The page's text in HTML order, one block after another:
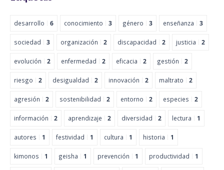
desarrollo 6 conocimiento 3 género 3 enseñanza 3
sociedad 3 organización 2 discapacidad 2 justicia 2
evolución 2 enfermedad 2 eficacia 2 gestión 2
riesgo 2 desigualdad 2 innovación 2 maltrato 2
agresión 2 sostenibilidad 2 entorno 2 especies 2
información 2 aprendizaje 2 diversidad 2 lectura 1
autores 1 festividad 1 cultura 1 historia 1
kimonos 1 geisha 1 prevención 1 productividad 1